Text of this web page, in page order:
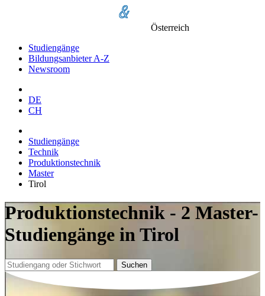
Österreich
Studiengänge
Bildungsanbieter A-Z
Newsroom
DE
CH
Studiengänge
Technik
Produktionstechnik
Master
Tirol
Produktionstechnik - 2 Master-
Studiengänge in Tirol
Suchen